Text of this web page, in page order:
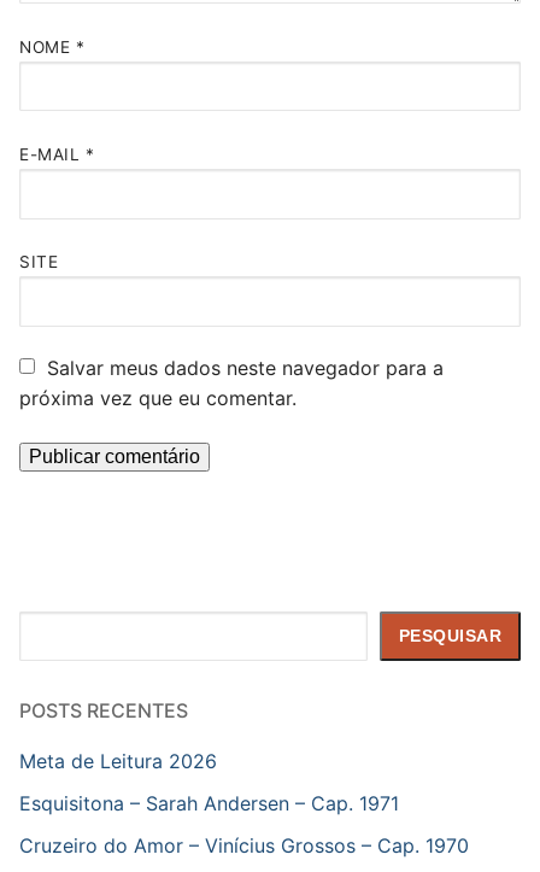
NOME *
E-MAIL *
SITE
Salvar meus dados neste navegador para a
próxima vez que eu comentar.
PESQUISAR
POSTS RECENTES
Meta de Leitura 2026
Esquisitona – Sarah Andersen – Cap. 1971
Cruzeiro do Amor – Vinícius Grossos – Cap. 1970